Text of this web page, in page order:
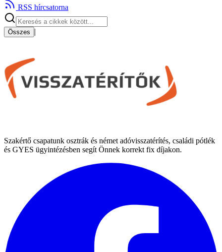
RSS hírcsatorna
Összes |
Szakértő csapatunk osztrák és német adóvisszatérítés, családi pótlék
és GYES ügyintézésben segít Önnek korrekt fix díjakon.